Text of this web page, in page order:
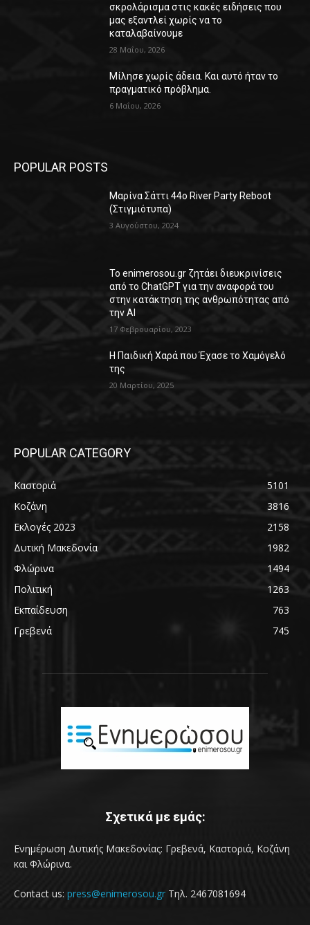
σκρολάρισμα στις κακές ειδήσεις που
μας εξαντλεί χωρίς να το
καταλαβαίνουμε
28 Μαΐου, 2026
Μίλησε χωρίς άδεια. Και αυτό ήταν το
πραγματικό πρόβλημα.
6 Μαΐου, 2026
POPULAR POSTS
Μαρίνα Σάττι 44o River Party Reboot
(Στιγμιότυπα)
3 Αυγούστου, 2024
Το enimerosou.gr ζητάει διευκρινίσεις
από το ChatGPT για την αναφορά του
στην κατάκτηση της ανθρωπότητας από
την AI
17 Φεβρουαρίου, 2023
Η Παιδική Χαρά που Έχασε το Χαμόγελό
της
20 Μαρτίου, 2025
POPULAR CATEGORY
Καστοριά
5101
Κοζάνη
3816
Εκλογές 2023
2158
Δυτική Μακεδονία
1982
Φλώρινα
1494
Πολιτική
1263
Εκπαίδευση
763
Γρεβενά
745
Σχετικά με εμάς:
Ενημέρωση Δυτικής Μακεδονίας: Γρεβενά, Καστοριά, Κοζάνη
και Φλώρινα.
Contact us: press@enimerosou.gr Τηλ. 2467081694